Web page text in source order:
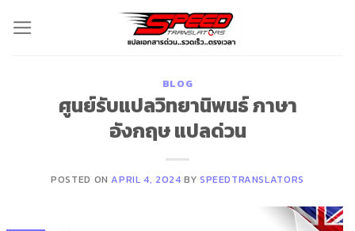
BLOG
ศูนย์รับแปลวิทยานิพนธ์ ภาษา
อังกฤษ แปลด่วน
POSTED ONAPRIL 4, 2024 BY SPEEDTRANSLATORS